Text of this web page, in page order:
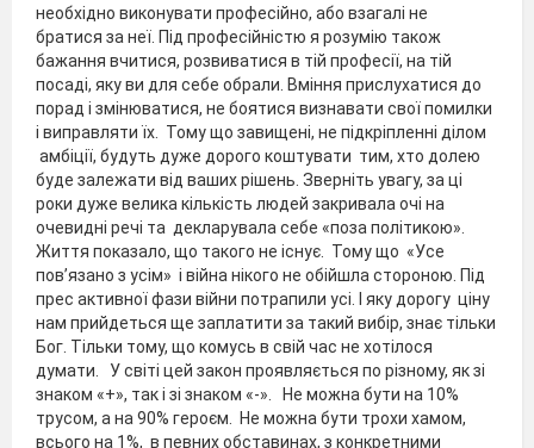
необхідно виконувати професійно, або взагалі не
братися за неї. Під професійністю я розумію також
бажання вчитися, розвиватися в тій професії, на тій
посаді, яку ви для себе обрали. Вміння прислухатися до
порад і змінюватися, не боятися визнавати свої помилки
і виправляти їх. Тому що завищені, не підкріпленні ділом
амбіції, будуть дуже дорого коштувати тим, хто долею
буде залежати від ваших рішень. Зверніть увагу, за ці
роки дуже велика кількість людей закривала очі на
очевидні речі та декларувала себе «поза політикою».
Життя показало, що такого не існує. Тому що «Усе
пов’язано з усім» і війна нікого не обійшла стороною. Під
прес активної фази війни потрапили усі. І яку дорогу ціну
нам прийдеться ще заплатити за такий вибір, знає тільки
Бог. Тільки тому, що комусь в свій час не хотілося
думати. У світі цей закон проявляється по різному, як зі
знаком «+», так і зі знаком «-». Не можна бути на 10%
трусом, а на 90% героєм. Не можна бути трохи хамом,
всього на 1%, в певних обставинах, з конкретними